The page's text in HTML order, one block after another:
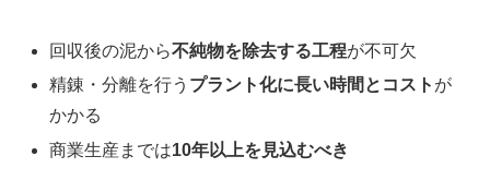
回収後の泥から不純物を除去する工程が不可欠
精錬・分離を行う プラント化に長い時間とコスト が
かかる
商業生産までは10年以上を見込むべき